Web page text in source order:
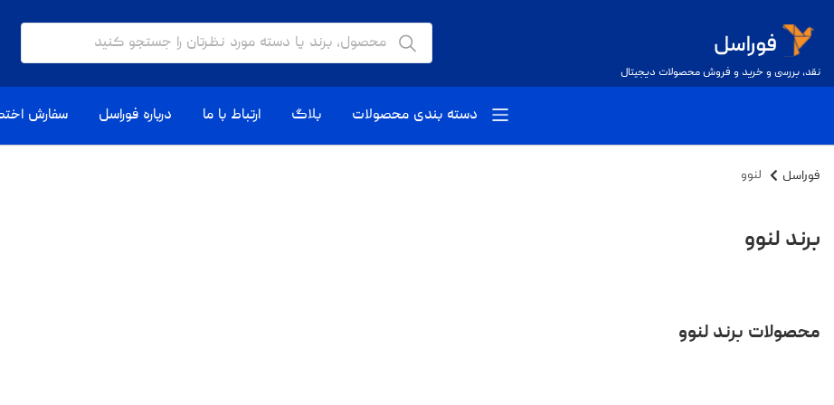
نقد، بررسی و خرید و فروش محصولات دیجیتال
دسته بندی محصولات بلاگ ارتباط با ما درباره فوراسل سفارش
فوراسل لنوو
برند لنوو
محصولات برند لنوو